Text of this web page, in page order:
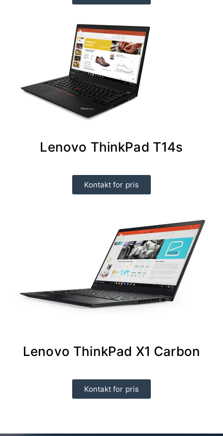
Lenovo ThinkPad T14s
Kontakt for pris
Lenovo ThinkPad X1 Carbon
Kontakt for pris